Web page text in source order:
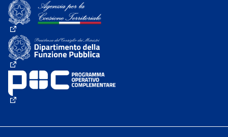
(Collegamento esterno)
(Collegamento esterno)